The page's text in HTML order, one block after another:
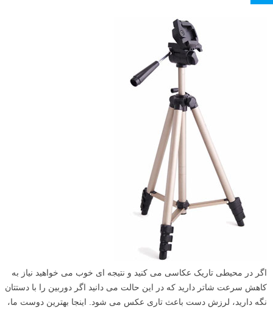
شما انعطاف و کنترل بیشتری در هنگام ویرایش تصویر می دهد. این فرمت
چندین برابر بیشتر از فرمت JPG فضا اشغال می کند ولی ارزشش را دارد.
فضا برای عکس هایی بیشتر ذخیره کنید.
از سه پایه استفاده کنید